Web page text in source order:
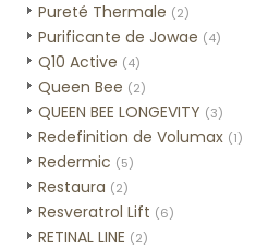
Pureté Thermale (2)
Purificante de Jowae (4)
Q10 Active (4)
Queen Bee (2)
QUEEN BEE LONGEVITY (3)
Redefinition de Volumax (1)
Redermic (5)
Restaura (2)
Resveratrol Lift (6)
RETINAL LINE (2)